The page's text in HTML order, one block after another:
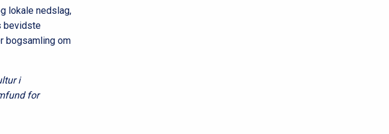
lokale nedslag,
bevidste
bogsamling om
i
for